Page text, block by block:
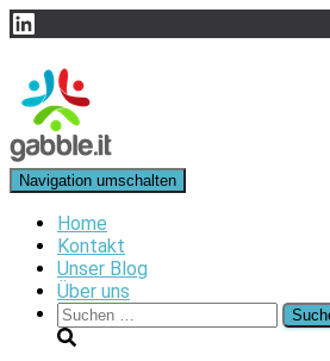
LinkedIn
Navigation umschalten
Home
Kontakt
Unser Blog
Über uns
Suchen
nach: